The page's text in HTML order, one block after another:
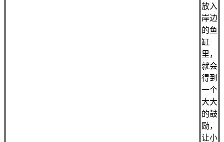
放入
岸边
的鱼
缸
里，
就会
得到
一个
大大
的鼓
励，
让小